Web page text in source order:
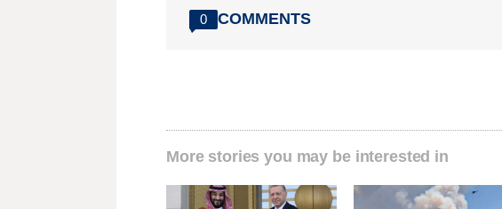
0 COMMENTS
More stories you may be interested in